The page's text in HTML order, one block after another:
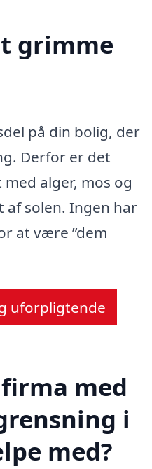
grimme
på din bolig, der
Derfor er det
alger, mos og
af solen. Ingen har
at være ”dem
uforpligtende
med
i
med?